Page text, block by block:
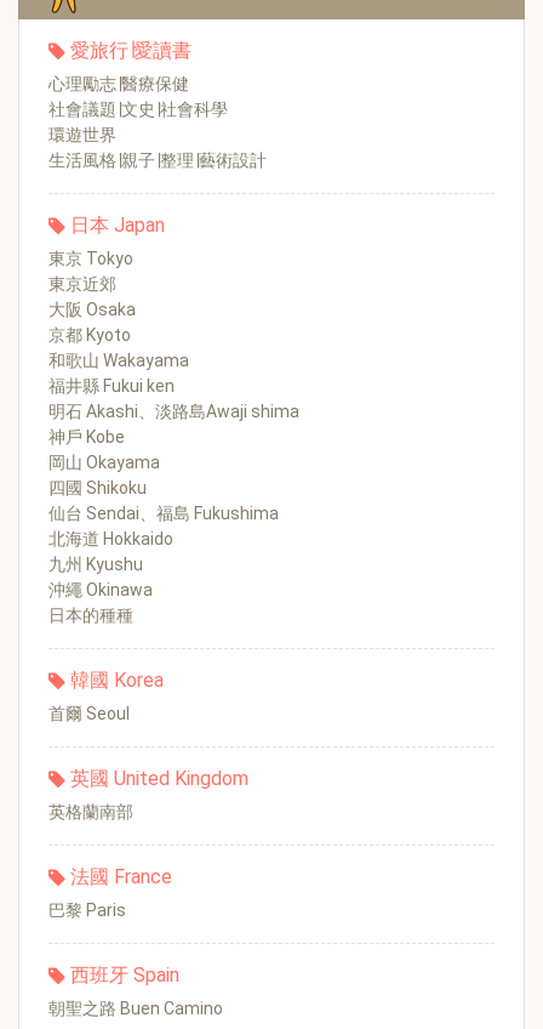
愛旅行∣愛讀書
心理勵志∣醫療保健
社會議題∣文史∣社會科學
環遊世界
生活風格∣親子∣整理∣藝術設計
日本 Japan
東京 Tokyo
東京近郊
大阪 Osaka
京都 Kyoto
和歌山 Wakayama
福井縣 Fukui ken
明石 Akashi、淡路島Awaji shima
神戶 Kobe
岡山 Okayama
四國 Shikoku
仙台 Sendai、福島 Fukushima
北海道 Hokkaido
九州 Kyushu
沖繩 Okinawa
日本的種種
韓國 Korea
首爾 Seoul
英國 United Kingdom
英格蘭南部
法國 France
巴黎 Paris
西班牙 Spain
朝聖之路 Buen Camino